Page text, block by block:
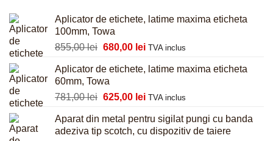
Aplicator de etichete, latime maxima eticheta
100mm, Towa
855,00lei Prețul
a
fost:
855,00 lei.
680,00 leiPrețul
este:
TVA inclus
Aplicator de etichete, latime maxima eticheta
60mm, Towa
781,00lei Prețul
a
fost:
625,00 leiPrețul
este:
625,00 lei.
TVA inclus
Aparat din metal pentru sigilat pungi cu banda
adeziva tip scotch, cu dispozitiv de taiere